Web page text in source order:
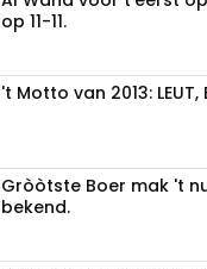
op 11-11.
't Motto van 2013: LEUT,
Gròòtste Boer mak 't
bekend.